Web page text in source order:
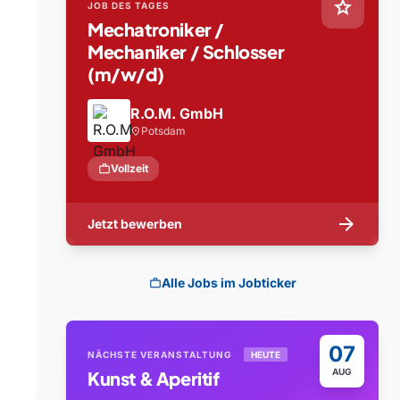
star
JOB DES TAGES
Mechatroniker /
Mechaniker / Schlosser
(m/w/d)
R.O.M. GmbH
location_on Potsdam
workVollzeit
Jetzt bewerben arrow_forward
workAlle Jobs im Jobticker
07
AUG
NÄCHSTE VERANSTALTUNG HEUTE
Kunst & Aperitif